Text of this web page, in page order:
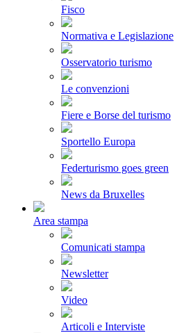
Fisco
Normativa e Legislazione
Osservatorio turismo
Le convenzioni
Fiere e Borse del turismo
Sportello Europa
Federturismo goes green
News da Bruxelles
Area stampa
Comunicati stampa
Newsletter
Video
Articoli e Interviste